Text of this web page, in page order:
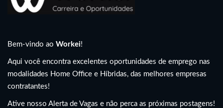
Bem-vindo ao Workei!
Aqui você encontra excelentes oportunidades de emprego nas
modalidades Home Office e Híbridas, das melhores empresas
contratantes!
Ative nosso Alerta de Vagas e não perca as próximas postagens!